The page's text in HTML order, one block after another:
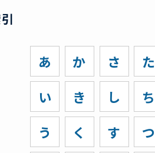
あ
い
う
か
き
く
さ
し
す
た
ち
つ